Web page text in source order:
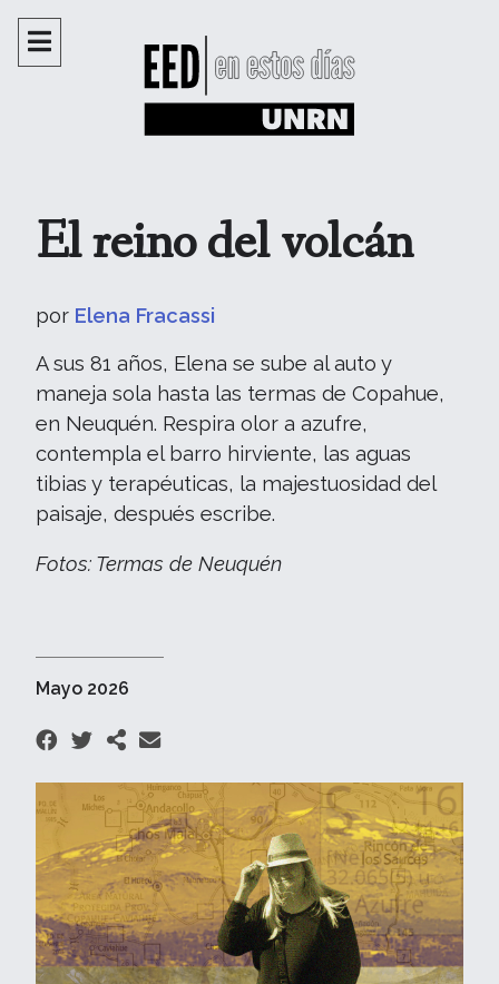
El reino del volcán
por Elena Fracassi
A sus 81 años, Elena se sube al auto y
maneja sola hasta las termas de Copahue,
en Neuquén. Respira olor a azufre,
contempla el barro hirviente, las aguas
tibias y terapéuticas, la majestuosidad del
paisaje, después escribe.
Fotos: Termas de Neuquén
Mayo 2026